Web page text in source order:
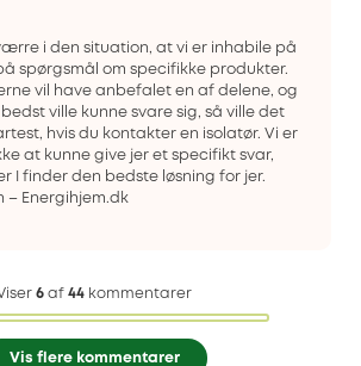
i den situation, at vi er inhabile på
spørgsmål om specifikke produkter.
vil have anbefalet en af delene, og
ville kunne svare sig, så ville det
hvis du kontakter en isolatør. Vi er
at kunne give jer et specifikt svar,
I finder den bedste løsning for jer.
– Energihjem.dk
6 af 44 kommentarer
Vis flere kommentarer